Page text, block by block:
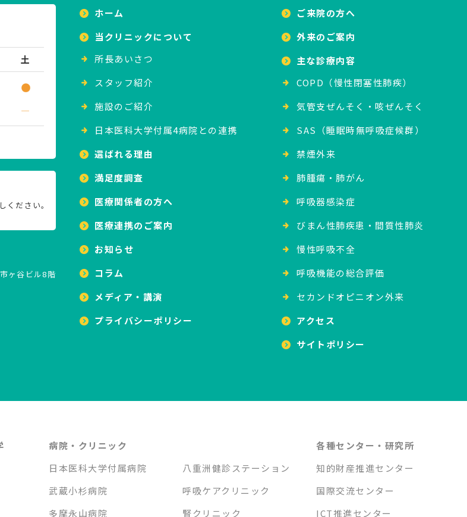
土
―
ください。
ヶ谷ビル8階
ホーム
当クリニックについて
所⻑あいさつ
スタッフ紹介
施設のご紹介
日本医科大学付属4病院との連携
選ばれる理由
満足度調査
医療関係者の方へ
医療連携のご案内
お知らせ
コラム
メディア・講演
プライバシーポリシー
ご来院の方へ
外来のご案内
主な診療内容
COPD（慢性閉塞性肺疾）
気管支ぜんそく・咳ぜんそく
SAS（睡眠時無呼吸症候群）
禁煙外来
肺腫瘍・肺がん
呼吸器感染症
びまん性肺疾患・間質性肺炎
慢性呼吸不全
呼吸機能の総合評価
セカンドオピニオン外来
アクセス
サイトポリシー
病院・クリニック
日本医科大学付属病院
八重洲健診ステーション
武蔵小杉病院
呼吸ケアクリニック
多摩永山病院
腎クリニック
各種センター・研究所
知的財産推進センター
国際交流センター
ICT推進センター